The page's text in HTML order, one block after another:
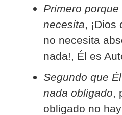
Primero
necesita, ¡Dios
no necesita
nada!, Él es
Segundo que
nada obligado,
obligado no